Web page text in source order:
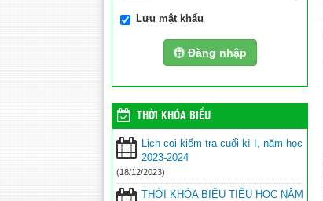
Lưu mật khẩu
Đăng nhập
THỜI KHÓA BIỂU
Lịch coi kiểm tra cuối kì I, năm học
2023-2024
(18/12/2023)
THỜI KHÓA BIỂU TIỂU HỌC NĂM